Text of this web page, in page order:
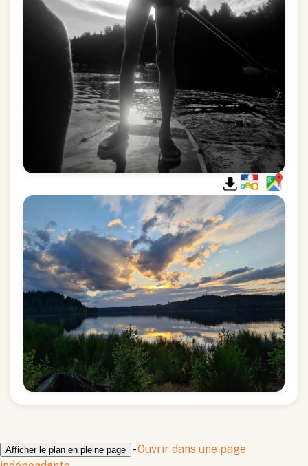
Afficher le plan en pleine page -Ouvrir dans une page